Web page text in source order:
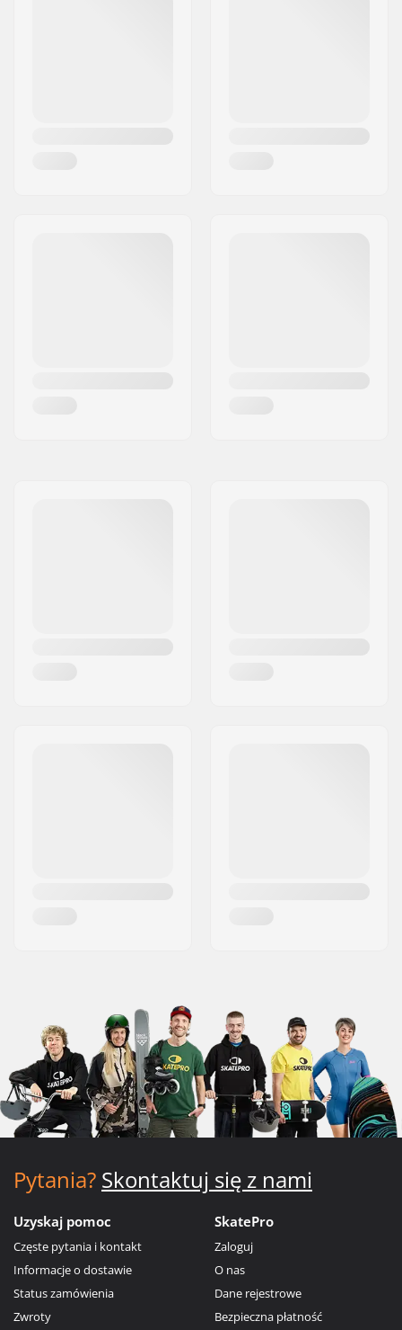
Pytania? Skontaktuj się z nami
Uzyskaj pomoc
Częste pytania i kontakt
Informacje o dostawie
Status zamówienia
Zwroty
SkatePro
Zaloguj
O nas
Dane rejestrowe
Bezpieczna płatność